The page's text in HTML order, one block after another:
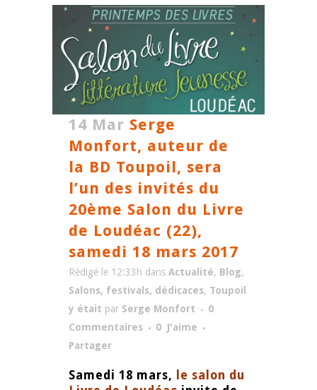
14 Mar Serge
Monfort, auteur de
la BD Toupoil, sera
l’un des invités du
20ème Salon du Livre
de Loudéac (22),
samedi 18 mars 2017
Rédigé le 12:33h dans Actualité, Blog,
Salons, festivals, dédicaces, Toupoil
y était par Serge Monfort
0
Commentaires
0 J'aime
Partager
Samedi 18 mars,
le salon du